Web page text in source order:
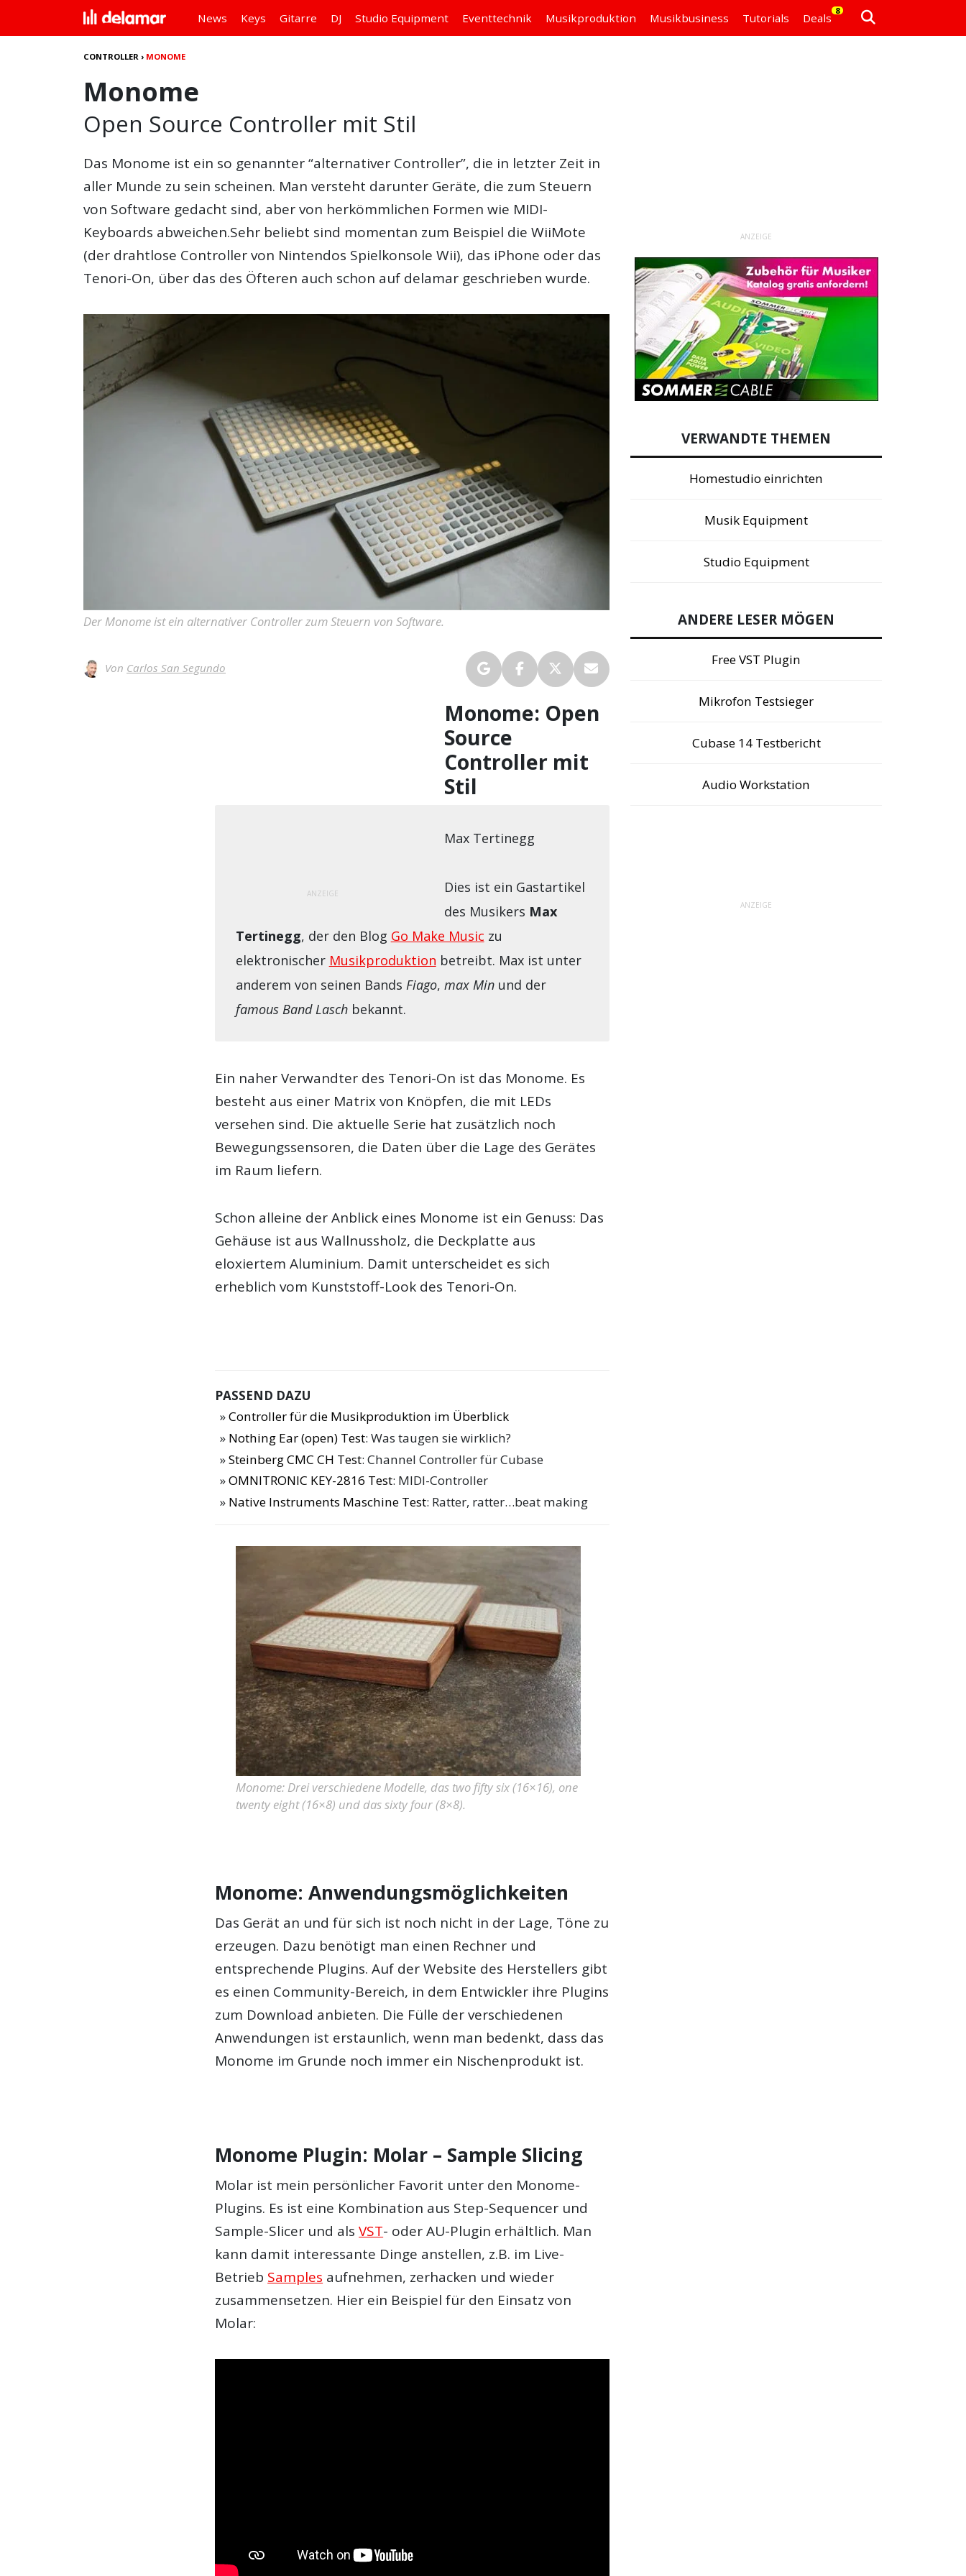
News Keys Gitarre DJ Studio Equipment Eventtechnik Musikproduktion Musikbusiness Tutorials Deals
8
CONTROLLER › MONOME
Monome
Open Source Controller mit Stil
Das Monome ist ein so genannter “alternativer Controller”, die in letzter Zeit in
aller Munde zu sein scheinen. Man versteht darunter Geräte, die zum Steuern
von Software gedacht sind, aber von herkömmlichen Formen wie MIDI-
Keyboards abweichen.Sehr beliebt sind momentan zum Beispiel die WiiMote
(der drahtlose Controller von Nintendos Spielkonsole Wii), das iPhone oder das
Tenori-On, über das des Öfteren auch schon auf delamar geschrieben wurde.
Der Monome ist ein alternativer Controller zum Steuern von Software.
Von Carlos San Segundo
ANZEIGE
Monome: Open
Source
Controller mit
Stil
Max Tertinegg
Dies ist ein Gastartikel
des Musikers Max
Tertinegg, der den Blog Go Make Music zu
elektronischer Musikproduktion betreibt. Max ist unter
anderem von seinen Bands Fiago, max Minund der
famous Band Laschbekannt.
Ein naher Verwandter des Tenori-On ist das Monome. Es
besteht aus einer Matrix von Knöpfen, die mit LEDs
versehen sind. Die aktuelle Serie hat zusätzlich noch
Bewegungssensoren, die Daten über die Lage des Gerätes
im Raum liefern.
Schon alleine der Anblick eines Monome ist ein Genuss: Das
Gehäuse ist aus Wallnussholz, die Deckplatte aus
eloxiertem Aluminium. Damit unterscheidet es sich
erheblich vom Kunststoff-Look des Tenori-On.
PASSEND DAZU
Controller für die Musikproduktion im Überblick
Nothing Ear (open) Test: Was taugen sie wirklich?
Steinberg CMC CH Test: Channel Controller für Cubase
OMNITRONIC KEY-2816 Test: MIDI-Controller
Native Instruments Maschine Test: Ratter, ratter…beat making
Monome: Drei verschiedene Modelle, das two fifty six (16×16), one
twenty eight (16×8) und das sixty four (8×8).
Monome: Anwendungsmöglichkeiten
Das Gerät an und für sich ist noch nicht in der Lage, Töne zu
erzeugen. Dazu benötigt man einen Rechner und
entsprechende Plugins. Auf der Website des Herstellers gibt
es einen Community-Bereich, in dem Entwickler ihre Plugins
zum Download anbieten. Die Fülle der verschiedenen
Anwendungen ist erstaunlich, wenn man bedenkt, dass das
Monome im Grunde noch immer ein Nischenprodukt ist.
Monome Plugin: Molar – Sample Slicing
Molar ist mein persönlicher Favorit unter den Monome-
Plugins. Es ist eine Kombination aus Step-Sequencer und
Sample-Slicer und alsVST- oder AU-Plugin erhältlich. Man
kann damit interessante Dinge anstellen, z.B. im Live-
Betrieb Samples aufnehmen, zerhacken und wieder
zusammensetzen. Hier ein Beispiel für den Einsatz von
Molar:
ANZEIGE
VERWANDTE THEMEN
Homestudio einrichten
Musik Equipment
Studio Equipment
ANDERE LESER MÖGEN
Free VST Plugin
Mikrofon Testsieger
Cubase 14 Testbericht
Audio Workstation
ANZEIGE